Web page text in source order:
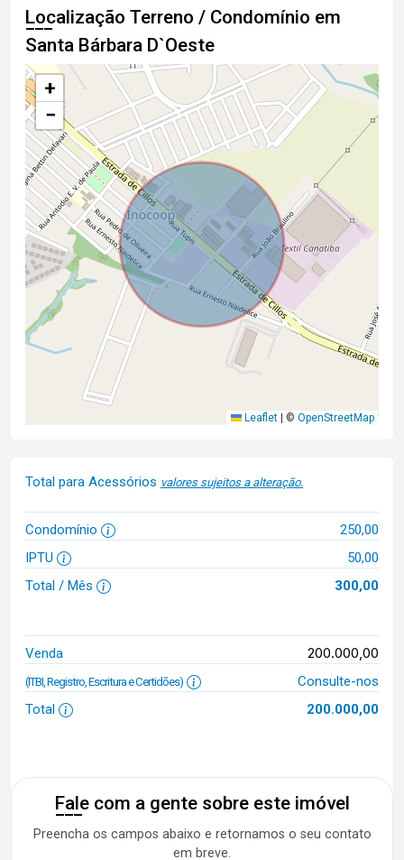
Localização Terreno / Condomínio em
Santa Bárbara D`Oeste
+
−
Leaflet © OpenStreetMap
Total para Acessórios valores sujeitos a alteração.
Condomínio
250,00
IPTU
50,00
Total / Mês
300,00
Venda 200.000,00
(ITBI, Registro, Escritura e Certidões)
Consulte-nos
Total
200.000,00
Fale com a gente sobre este imóvel
Preencha os campos abaixo e retornamos o seu contato
em breve.